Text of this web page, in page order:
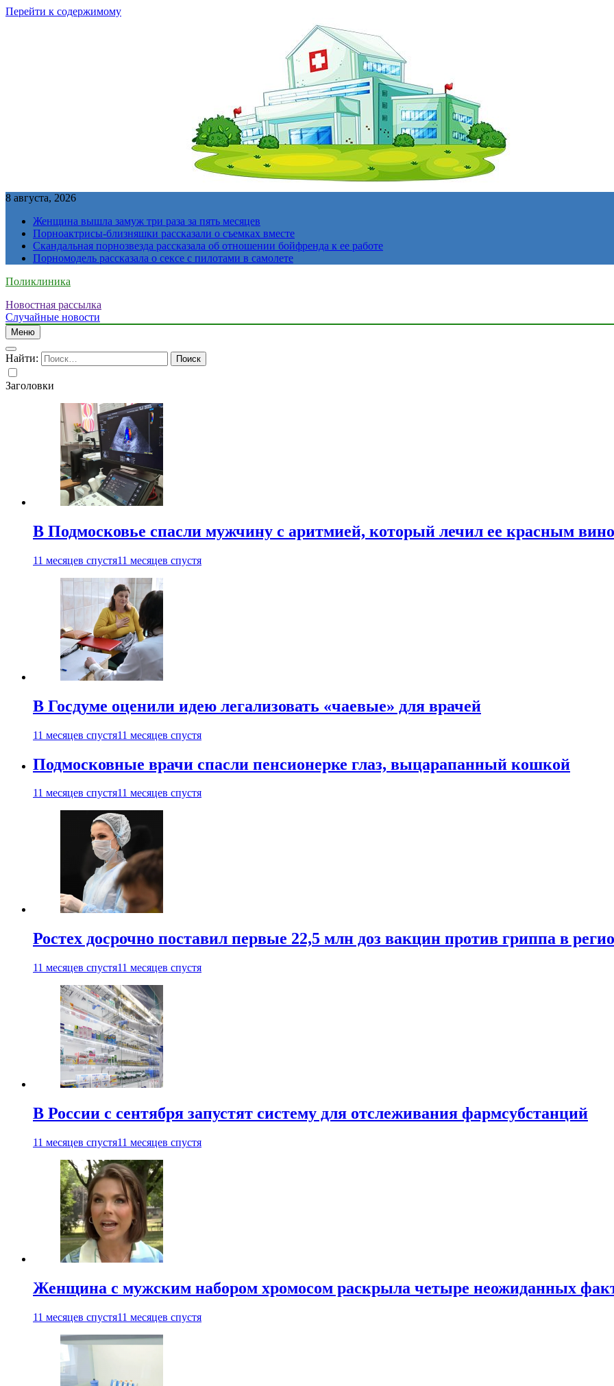
Перейти к содержимому
8 августа, 2026
Женщина вышла замуж три раза за пять месяцев
Порноактрисы-близняшки рассказали о съемках вместе
Скандальная порнозвезда рассказала об отношении бойфренда к ее работе
Порномодель рассказала о сексе с пилотами в самолете
Поликлиника
Новостная рассылка
Случайные новости
Меню
Найти:
Заголовки
В Подмосковье спасли мужчину с аритмией, который лечил ее красным
11 месяцев спустя11 месяцев спустя
В Госдуме оценили идею легализовать «чаевые» для врачей
11 месяцев спустя11 месяцев спустя
Подмосковные врачи спасли пенсионерке глаз, выцарапанный кошкой
11 месяцев спустя11 месяцев спустя
Ростех досрочно поставил первые 22,5 млн доз вакцин против гриппа в
11 месяцев спустя11 месяцев спустя
В России с сентября запустят систему для отслеживания фармсубстанций
11 месяцев спустя11 месяцев спустя
Женщина с мужским набором хромосом раскрыла четыре неожиданных
11 месяцев спустя11 месяцев спустя